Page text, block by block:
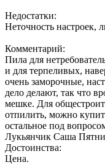
Недостатки:
Неточность настроек,
Комментарий:
Пила для
и для терпеливых,
очень заморочные,
дело делают, так что
мешке. Для
отпилить, можно
остальное под
Лукьянчик Саша
Достоинства:
Цена.